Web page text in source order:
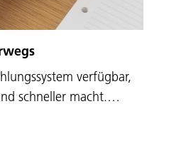
verfügbar,
schneller macht.…